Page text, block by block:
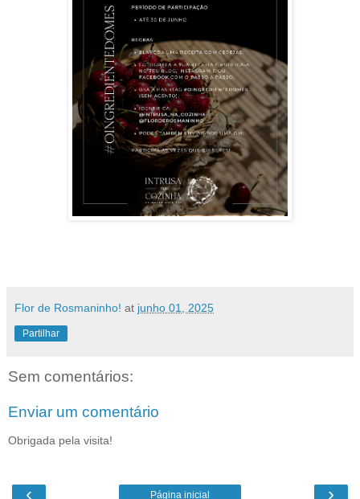
Flor de Rosmaninho! at junho 01, 2025
Partilhar
Sem comentários:
Enviar um comentário
Obrigada pela visita!
‹ ›
Página inicial